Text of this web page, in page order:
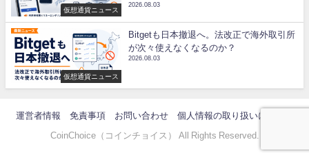
仮想通貨ニュース
2026.08.03
仮想通貨ニュース
Bitgetも日本撤退へ。法改正で海外取引所
が次々使えなくなるのか？
2026.08.03
運営者情報 免責事項 お問い合わせ 個人情報の取り扱いについて
CoinChoice（コインチョイス） All Rights Reserved.